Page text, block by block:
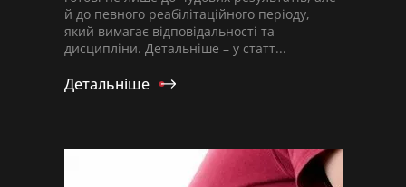
й до певного реабілітаційного періоду,
який вимагає відповідальності та
дисципліни. Детальніше – у статт...
Детальніше